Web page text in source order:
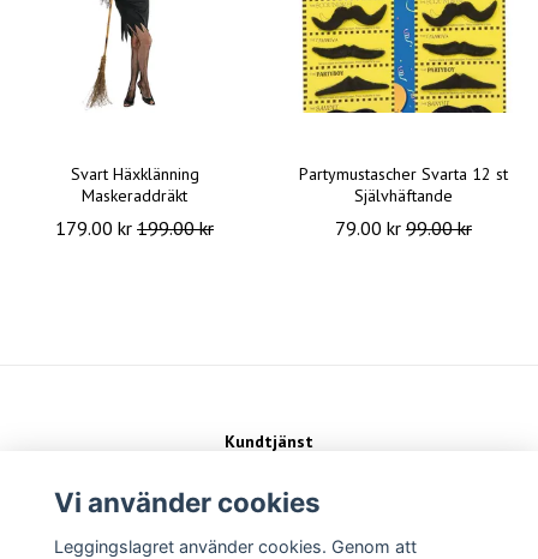
Svart Häxklänning
Maskeraddräkt
179.00 kr 199.00 kr
Partymustascher Svarta 12 st
Självhäftande
79.00 kr 99.00 kr
Kundtjänst
Köpvillkor
Sociala medier
Vi använder cookies
Leggingslagret använder cookies. Genom att